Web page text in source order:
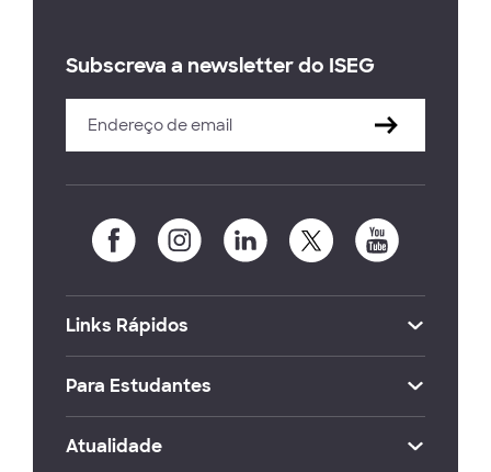
Subscreva a newsletter do ISEG
Links Rápidos
Para Estudantes
Atualidade